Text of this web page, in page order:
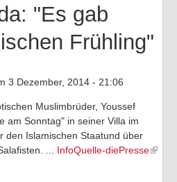
"Es gab
Frühling"
3 Dezember, 2014 - 21:06
Muslimbrüder, Youssef
am Sonntag" in seiner Villa im
den Islamischen Staatund über
... InfoQuelle-diePresse